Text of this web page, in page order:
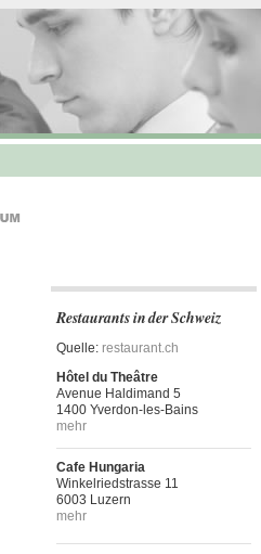
Restaurants in der Schweiz
Quelle: restaurant.ch
Hôtel du Theâtre
Avenue Haldimand 5
1400 Yverdon-les-Bains
mehr
Cafe Hungaria
Winkelriedstrasse 11
6003 Luzern
mehr